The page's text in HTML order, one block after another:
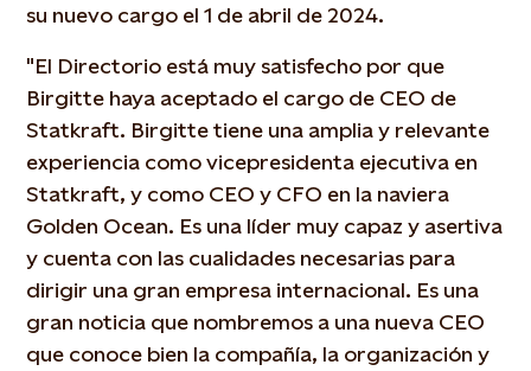
su nuevo cargo el 1 de abril de 2024.
"El Directorio está muy satisfecho por que
Birgitte haya aceptado el cargo de CEO de
Statkraft. Birgitte tiene una amplia y relevante
experiencia como vicepresidenta ejecutiva en
Statkraft, y como CEO y CFO en la naviera
Golden Ocean. Es una líder muy capaz y asertiva
y cuenta con las cualidades necesarias para
dirigir una gran empresa internacional. Es una
gran noticia que nombremos a una nueva CEO
que conoce bien la compañía, la organización y